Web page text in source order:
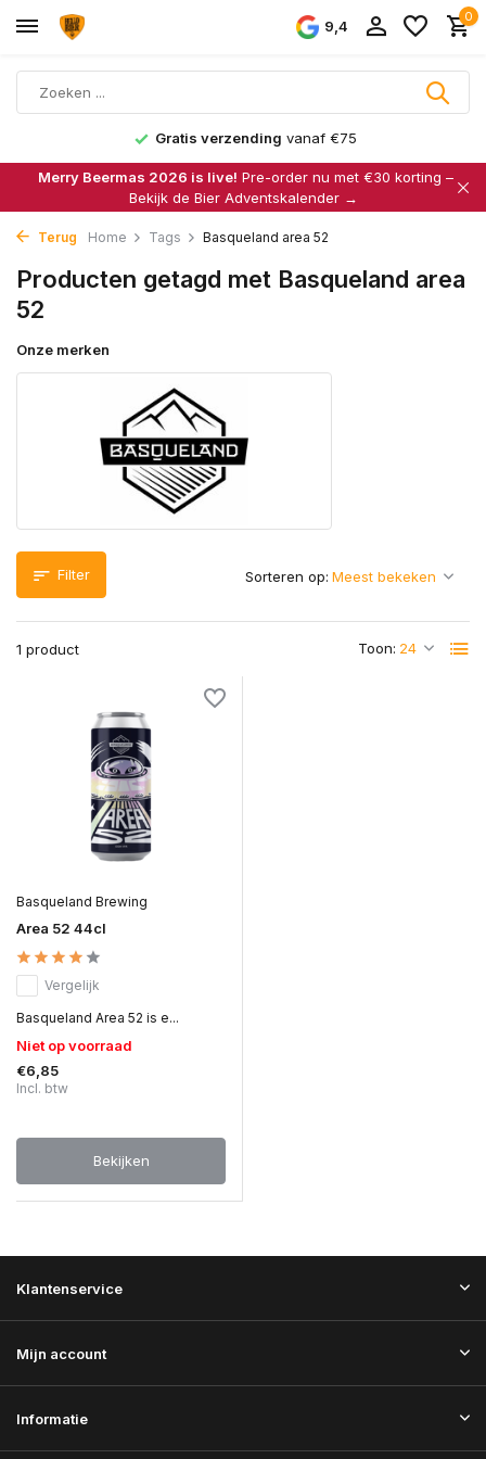
9,4
0
Gratis verzending vanaf €75
Merry Beermas 2026 is live! Pre-order nu met €30 korting –
Bekijk de Bier Adventskalender →
Terug Home Tags Basqueland area 52
Producten getagd met Basqueland area
52
Onze merken
Filter
1 product Toon:
Sorteren op:
Basqueland Brewing
Area 52 44cl
Vergelijk
Basqueland Area 52 is e...
Niet op voorraad
€6,85
Incl. btw
Bekijken
Klantenservice
Mijn account
Informatie